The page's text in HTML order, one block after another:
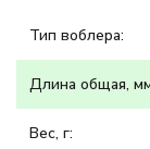
Тип воблера:
Длина общая,
Вес, г: